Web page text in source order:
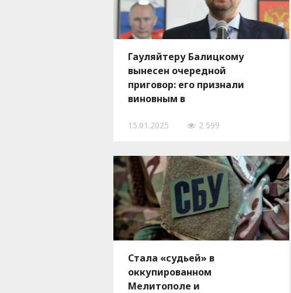
Гауляйтеру Балицкому
вынесен очередной
приговор: его признали
виновным в
деятельности
15.01.2025 2 599
Стала «судьей» в
оккупированном
Мелитополе и